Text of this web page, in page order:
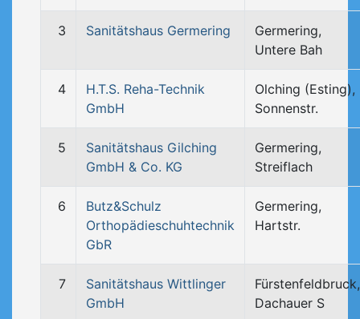
3 Sanitätshaus Germering
Germering,
Untere Bah
4
H.T.S. Reha-Technik
GmbH
Olching (Esting),
Sonnenstr.
5
Sanitätshaus Gilching
GmbH & Co. KG
Germering,
Streiflach
6
Butz&Schulz
Orthopädieschuhtechnik
GbR
Germering,
Hartstr.
7
Sanitätshaus Wittlinger
GmbH
Fürstenfeldbruck,
Dachauer S